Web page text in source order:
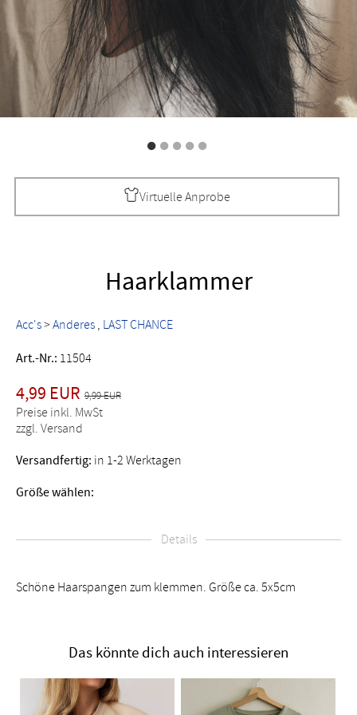
Virtuelle Anprobe
Haarklammer
Acc's> Anderes LAST CHANCE
Art.-Nr.: 11504
4,99 EUR 9,99 EUR
Preise inkl. MwSt
zzgl. Versand
Versandfertig: in 1-2 Werktagen
Größe wählen:
Details
Schöne Haarspangen zum klemmen. Größe ca. 5x5cm
Das könnte dich auch interessieren